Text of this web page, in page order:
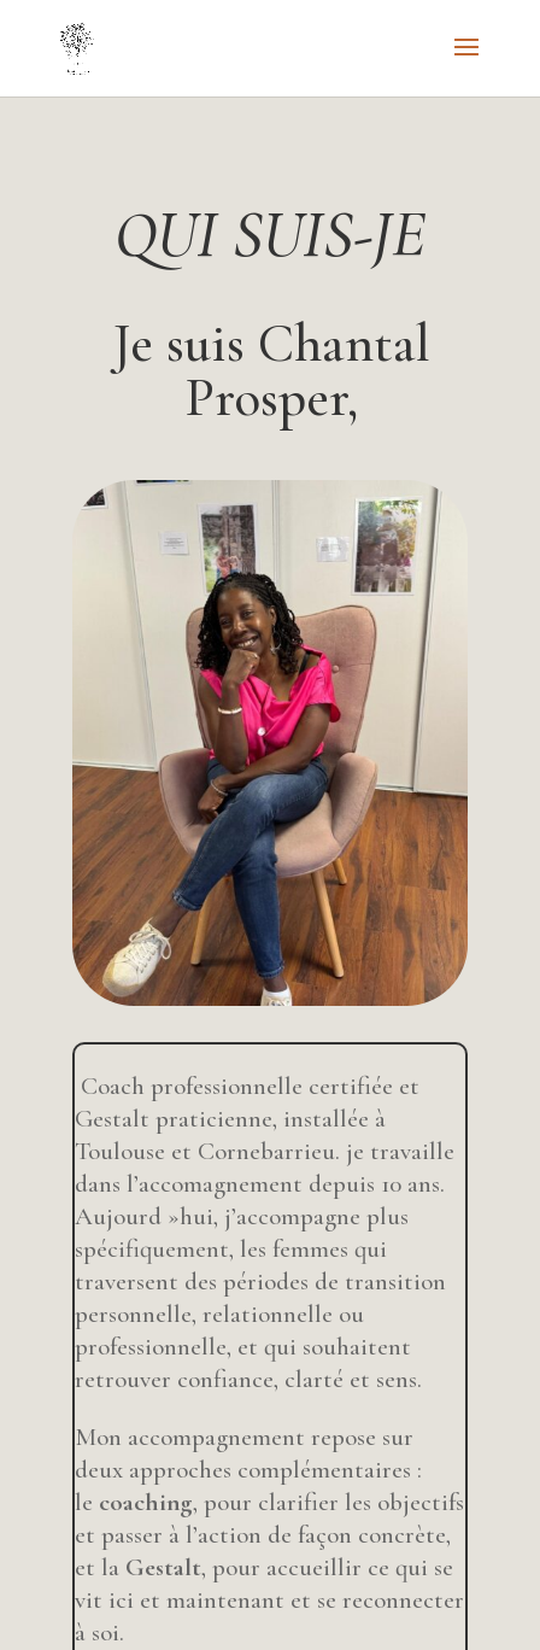
QUI SUIS-JE
Je suis Chantal
Prosper,
Coach professionnelle certifiée et
Gestalt praticienne, installée à
Toulouse et Cornebarrieu. je travaille
dans l’accomagnement depuis 10 ans.
Aujourd »hui, j’accompagne plus
spécifiquement, les femmes qui
traversent des périodes de transition
personnelle, relationnelle ou
professionnelle, et qui souhaitent
retrouver confiance, clarté et sens.
Mon accompagnement repose sur
deux approches complémentaires :
le coaching, pour clarifier les objectifs
et passer à l’action de façon concrète,
et la Gestalt, pour accueillir ce qui se
vit ici et maintenant et se reconnecter
à soi.